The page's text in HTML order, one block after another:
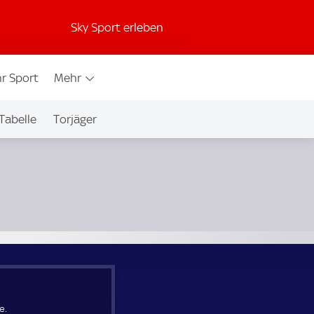
Sky Sport erleben
Sport Mehr
Torjäger